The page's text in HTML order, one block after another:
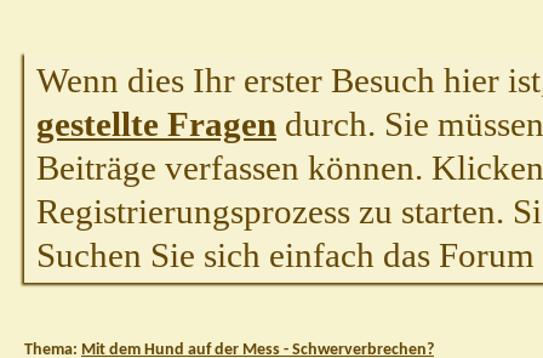
Wenn dies Ihr erster Besuch hier
gestellte Fragen durch. Sie
Beiträge verfassen können.
Registrierungsprozess zu starten.
Suchen Sie sich einfach das
Thema: Mit dem Hund auf der Mess - Schwerverbrechen?